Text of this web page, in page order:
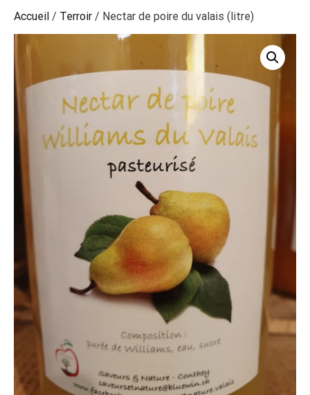
Accueil / Terroir / Nectar de poire du valais (litre)